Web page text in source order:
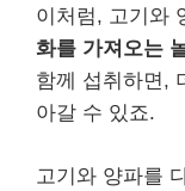
이처럼, 고기와
화를 가져오는
함께 섭취하면,
아갈 수 있죠.
고기와 양파를